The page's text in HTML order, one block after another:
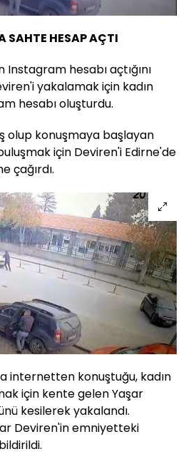
Hızı
SAHTE HESAP AÇTI
Instagram hesabı açtığını
yakalamak için kadın
hesabı oluşturdu.
olup konuşmaya başlayan
için Deviren'i Edirne'de
çağırdı.
internetten konuştuğu, kadın
için kente gelen Yaşar
kesilerek yakalandı.
Deviren'in emniyetteki